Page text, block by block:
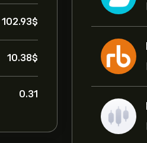
102.93‎$‎
10.38‎$‎
0.31